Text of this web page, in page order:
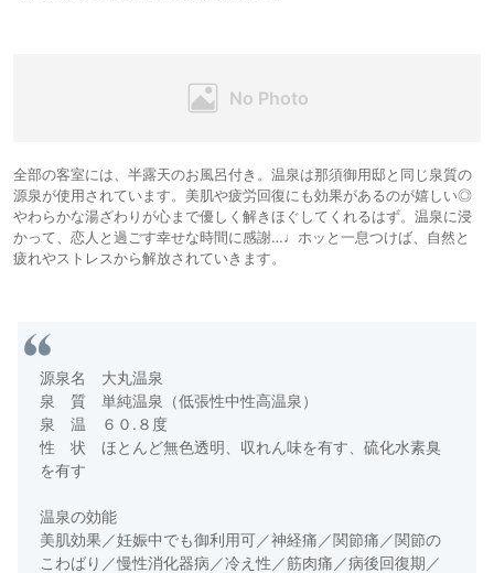
全部の客室には、半露天のお風呂付き。温泉は那須御用邸と同じ泉質の
源泉が使用されています。美肌や疲労回復にも効果があるのが嬉しい◎
やわらかな湯ざわりが心まで優しく解きほぐしてくれるはず。温泉に浸
かって、恋人と過ごす幸せな時間に感謝…♩ホッと一息つけば、自然と
疲れやストレスから解放されていきます。
源泉名 大丸温泉
泉 質 単純温泉（低張性中性高温泉）
泉 温 ６０.８度
性 状 ほとんど無色透明、収れん味を有す、硫化水素臭
を有す
温泉の効能
美肌効果／妊娠中でも御利用可／神経痛／関節痛／関節の
こわばり／慢性消化器病／冷え性／筋肉痛／病後回復期／